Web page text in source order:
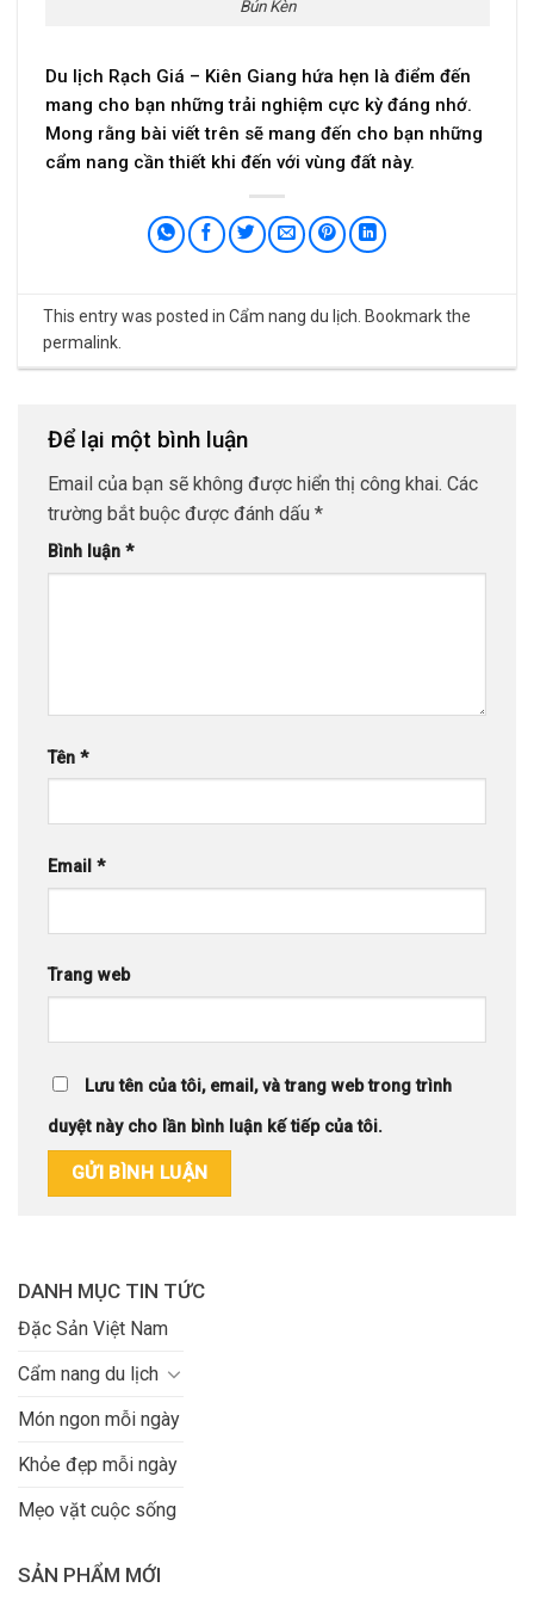
Bún Kèn
Du lịch Rạch Giá – Kiên Giang hứa hẹn là điểm đến
mang cho bạn những trải nghiệm cực kỳ đáng nhớ.
Mong rằng bài viết trên sẽ mang đến cho bạn những
cẩm nang cần thiết khi đến với vùng đất này.
This entry was posted in Cẩm nang du lịch. Bookmark the
permalink.
Để lại một bình luận
Email của bạn sẽ không được hiển thị công khai. Các
trường bắt buộc được đánh dấu *
Bình luận *
Tên *
Email *
Trang web
Lưu tên của tôi, email, và trang web trong trình
duyệt này cho lần bình luận kế tiếp của tôi.
DANH MỤC TIN TỨC
Đặc Sản Việt Nam
Cẩm nang du lịch
Món ngon mỗi ngày
Khỏe đẹp mỗi ngày
Mẹo vặt cuộc sống
SẢN PHẨM MỚI